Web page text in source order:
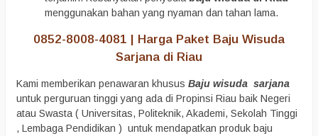
menggunakan bahan yang nyaman dan tahan lama.
0852-8008-4081 | Harga Paket Baju Wisuda
Sarjana di Riau
Kami memberikan penawaran khusus Baju wisuda sarjana
untuk perguruan tinggi yang ada di Propinsi Riau baik Negeri
atau Swasta ( Universitas, Politeknik, Akademi, Sekolah Tinggi
, Lembaga Pendidikan ) untuk mendapatkan produk baju